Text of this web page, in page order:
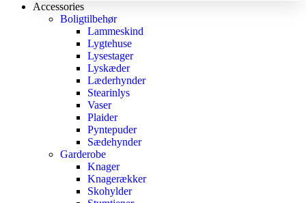
Accessories
Boligtilbehør
Lammeskind
Lygtehuse
Lysestager
Lyskæder
Læderhynder
Stearinlys
Vaser
Plaider
Pyntepuder
Sædehynder
Garderobe
Knager
Knagerækker
Skohylder